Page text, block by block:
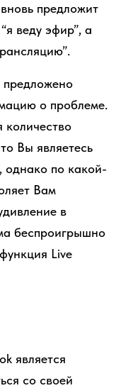
предложит
веду эфир”, а
предложено
о проблеме.
количество
Вы являетесь
однако по какой-
Вам
в
беспроигрышно
Live
является
со своей